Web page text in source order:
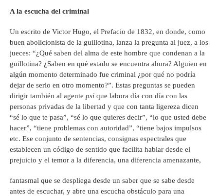
A la escucha del criminal
Un escrito de Victor Hugo, el Prefacio de 1832, en donde, como
buen abolicionista de la guillotina, lanza la pregunta al juez, a los
jueces: “¿Qué saben del alma de este hombre que condenan a la
guillotina? ¿Saben en qué estado se encuentra ahora? Alguien en
algún momento determinado fue criminal ¿por qué no podría
dejar de serlo en otro momento?”. Estas preguntas se pueden
dirigir también al agente psi que labora día con día con las
personas privadas de la libertad y que con tanta ligereza dicen
“sé lo que te pasa”, “sé lo que quieres decir”, “lo que usted debe
hacer”, “tiene problemas con autoridad”, “tiene bajos impulsos
etc. Ese conjunto de sentencias, consignas espectrales que
establecen un código de sentido que facilita hablar desde el
prejuicio y el temor a la diferencia, una diferencia amenazante,
fantasmal que se despliega desde un saber que se sabe desde
antes de escuchar, y abre una escucha obstáculo para una